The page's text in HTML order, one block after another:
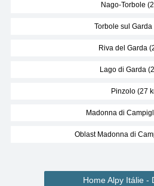
Nago-Torbole
Torbole sul Garda
Riva del Garda
Lago di Garda
Pinzolo (27
Madonna di
Oblast Madonna di
Home Alpy Itálie -